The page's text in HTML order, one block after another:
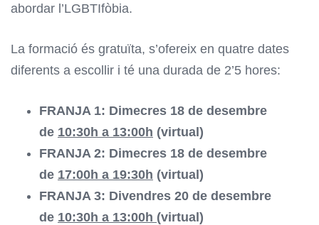
abordar l’LGBTIfòbia.
La formació és gratuïta, s’ofereix en quatre dates
diferents a escollir i té una durada de 2’5 hores:
FRANJA 1: Dimecres 18 de desembre
de 10:30h a 13:00h (virtual)
FRANJA 2: Dimecres 18 de desembre
de 17:00h a 19:30h (virtual)
FRANJA 3: Divendres 20 de desembre
de 10:30h a 13:00h (virtual)